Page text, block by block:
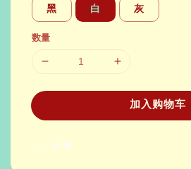
黑 白 灰
数量
加入购物车
分享